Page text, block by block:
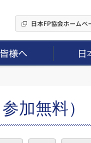
加無料）